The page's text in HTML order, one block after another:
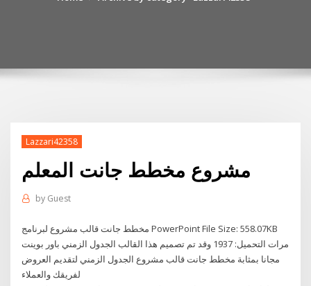
Lazzari42358
مشروع مخطط جانت المعلم
by Guest
مخطط جانت قالب مشروع لبرنامج PowerPoint File Size: 558.07KB
مرات التحميل: 1937 وقد تم تصميم هذا القالب الجدول الزمني باور بوينت
مجانا بمثابة مخطط جانت قالب مشروع الجدول الزمني لتقديم العروض
لفريقك والعملاء